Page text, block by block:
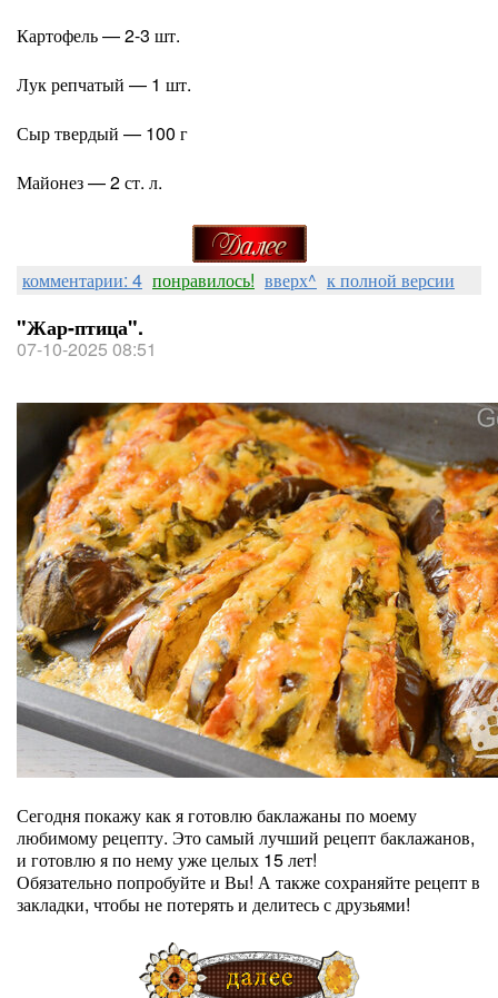
Картофель — 2-3 шт.
Лук репчатый — 1 шт.
Сыр твердый — 100 г
Майонез — 2 ст. л.
комментарии: 4 понравилось! вверх^ к полной версии
"Жар-птица".
07-10-2025 08:51
Сегодня покажу как я готовлю баклажаны по моему
любимому рецепту. Это самый лучший рецепт баклажанов,
и готовлю я по нему уже целых 15 лет!
Обязательно попробуйте и Вы! А также сохраняйте рецепт в
закладки, чтобы не потерять и делитесь с друзьями!